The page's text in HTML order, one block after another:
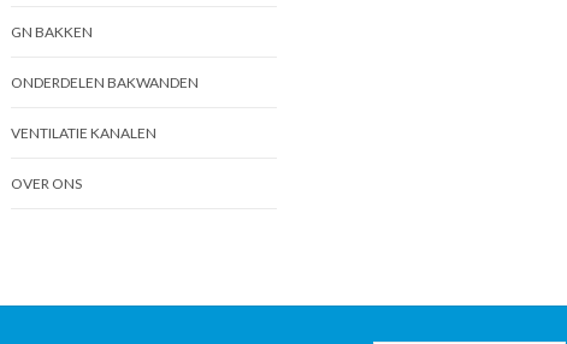
GN BAKKEN
ONDERDELEN BAKWANDEN
VENTILATIE KANALEN
OVER ONS